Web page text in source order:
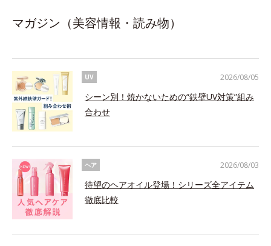
マガジン（美容情報・読み物）
UV
シーン別！焼かないための“鉄壁UV対策”組み
合わせ
2026/08/05
ヘア
待望のヘアオイル登場！シリーズ全アイテム
徹底比較
2026/08/03